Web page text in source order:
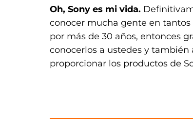
Oh, Sony es mi vida.
conocer mucha gente en
por más de 30 años, entonces
conocerlos a ustedes y
proporcionar los productos de